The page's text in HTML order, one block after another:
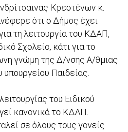
Κρεστένων κ.
ότι ο Δήμος έχει
τη λειτουργία του ΚΔΑΠ,
Σχολείο, κάτι για το
γνώμη της Δ/νσης Α/θμιας
Παιδείας.
του Ειδικού
κανονικά το ΚΔΑΠ.
σε όλους τους γονείς